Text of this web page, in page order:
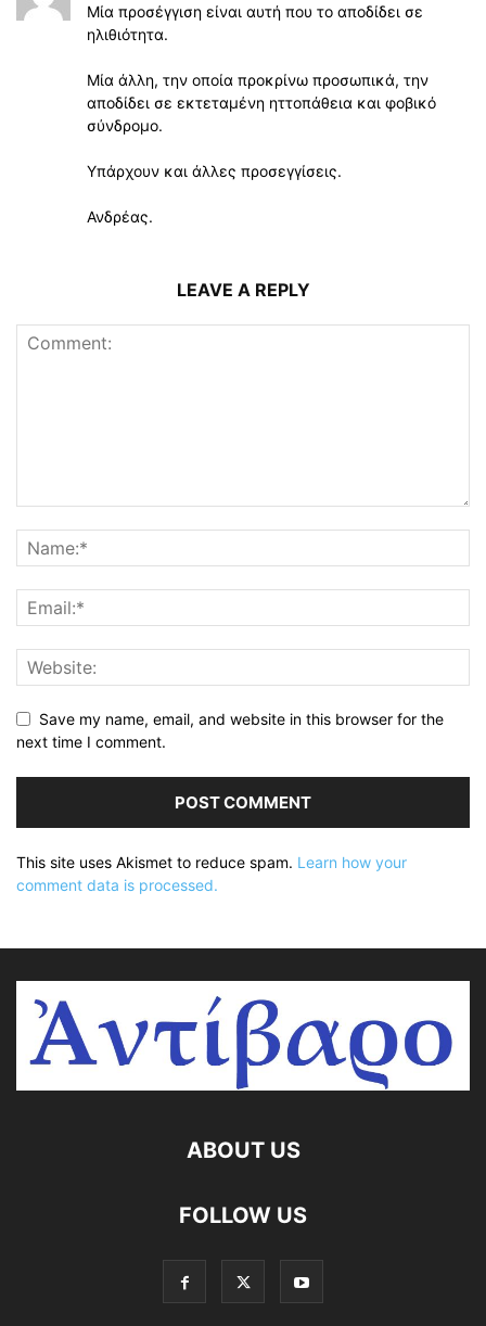
Μία προσέγγιση είναι αυτή που το αποδίδει σε
ηλιθιότητα.
Μία άλλη, την οποία προκρίνω προσωπικά, την
αποδίδει σε εκτεταμένη ηττοπάθεια και φοβικό
σύνδρομο.
Υπάρχουν και άλλες προσεγγίσεις.
Ανδρέας.
LEAVE A REPLY
Save my name, email, and website in this browser for the
next time I comment.
This site uses Akismet to reduce spam. Learn how your
comment data is processed.
ABOUT US
FOLLOW US